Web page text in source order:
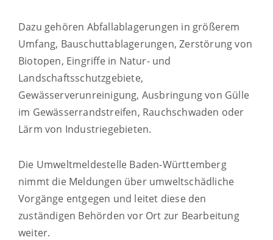
Dazu gehören Abfallablagerungen in größerem
Umfang, Bauschuttablagerungen, Zerstörung von
Biotopen, Eingriffe in Natur- und
Landschaftsschutzgebiete,
Gewässerverunreinigung, Ausbringung von Gülle
im Gewässerrandstreifen, Rauchschwaden oder
Lärm von Industriegebieten.
Die Umweltmeldestelle Baden-Württemberg
nimmt die Meldungen über umweltschädliche
Vorgänge entgegen und leitet diese den
zuständigen Behörden vor Ort zur Bearbeitung
weiter.